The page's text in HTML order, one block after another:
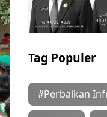
Tag Populer
#Perbaikan